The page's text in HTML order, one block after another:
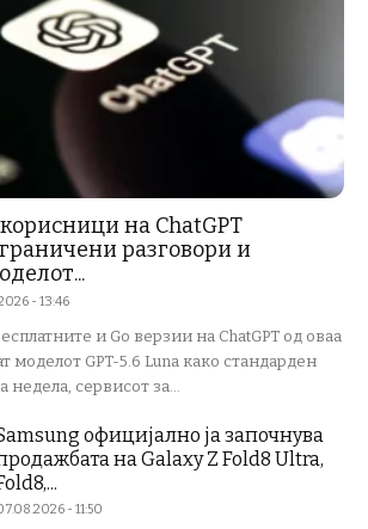
на ChatGPT
разговори и
- 13:46
и Go верзии на ChatGPT од оваа
моделот GPT-5.6 Luna како стандарден
сервисот за...
официјално ја започнува
на Galaxy Z Fold8 Ultra,
- 11:50